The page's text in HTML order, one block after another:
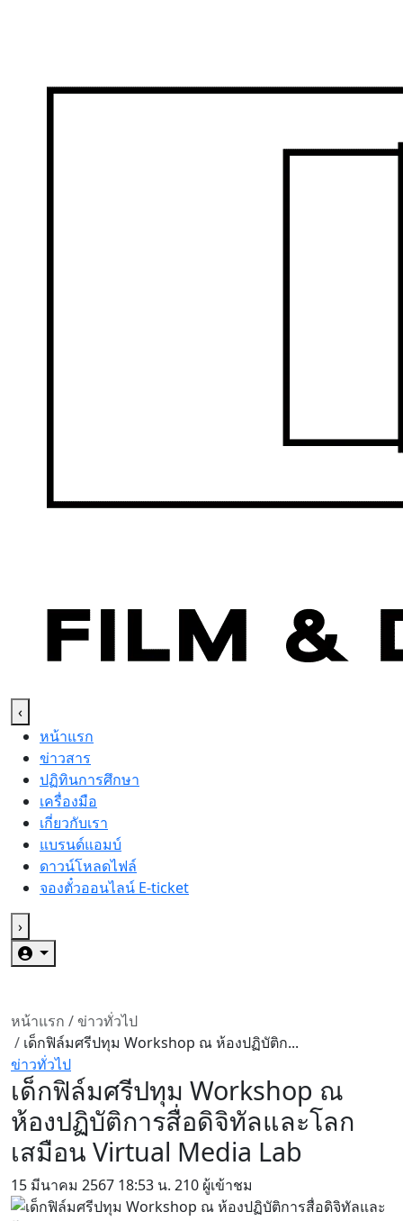
‹
หน้าแรก
ข่าวสาร
ปฏิทินการศึกษา
เครื่องมือ
เกี่ยวกับเรา
แบรนด์แอมบ์
ดาวน์โหลดไฟล์
จองตั๋วออนไลน์ E-ticket
›
หน้าแรก /ข่าวทั่วไป
/ เด็กฟิล์มศรีปทุม Workshop ณ ห้องปฏิบัติก...
ข่าวทั่วไป
เด็กฟิล์มศรีปทุม Workshop ณ
ห้องปฏิบัติการสื่อดิจิทัลและโลก
เสมือน Virtual Media Lab
15 มีนาคม 2567 18:53 น. 210 ผู้เข้าชม